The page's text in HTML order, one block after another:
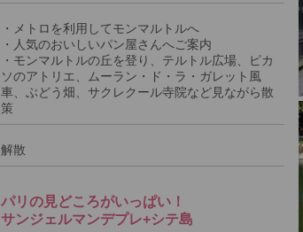
・メトロを利用してモンマルトルへ
・人気のおいしいパン屋さんへご案内
・モンマルトルの丘を登り、テルトル広場、ピカ
ソのアトリエ、ムーラン・ド・ラ・ガレット風
車、ぶどう畑、サクレクール寺院など見ながら散
策
解散
パリの見どころがいっぱい！
サンジェルマンデプレ+シテ島